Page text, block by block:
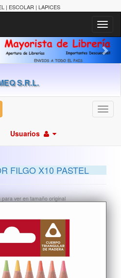
| ESCOLAR | LAPICES
S.R.L.
Usuarios
FILGO X10 PASTEL
para ver en tamaño original